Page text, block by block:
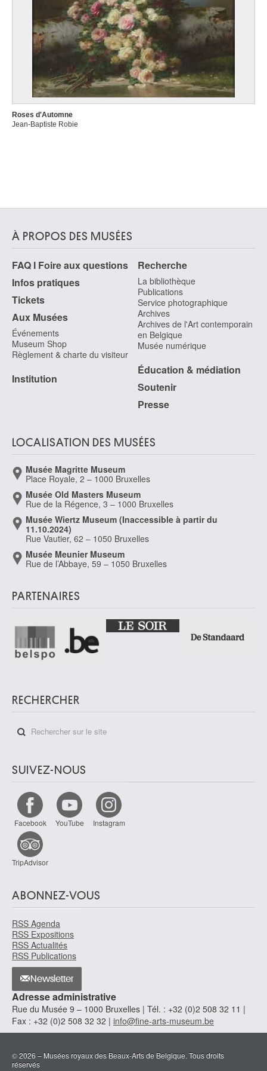
Roses d'Automne
Jean-Baptiste Robie
À PROPOS DES MUSÉES
FAQ I Foire aux questions
Infos pratiques
Tickets
Aux Musées
Événements
Museum Shop
Règlement & charte du visiteur
Institution
Recherche
La bibliothèque
Publications
Service photographique
Archives
Archives de l'Art contemporain
en Belgique
Musée numérique
Éducation & médiation
Soutenir
Presse
LOCALISATION DES MUSÉES
Musée Magritte Museum
Place Royale, 2 – 1000 Bruxelles
Musée Old Masters Museum
Rue de la Régence, 3 – 1000 Bruxelles
Musée Wiertz Museum (Inaccessible à partir du
11.10.2024)
Rue Vautier, 62 – 1050 Bruxelles
Musée Meunier Museum
Rue de l’Abbaye, 59 – 1050 Bruxelles
PARTENAIRES
RECHERCHER
SUIVEZ-NOUS
Facebook YouTube Instagram
TripAdvisor
ABONNEZ-VOUS
RSS Agenda
RSS Expositions
RSS Actualités
RSS Publications
Newsletter
Adresse administrative
Rue du Musée 9 – 1000 Bruxelles | Tél. : +32 (0)2 508 32 11 |
Fax : +32 (0)2 508 32 32 | info@fine-arts-museum.be
© 2026 – Musées royaux des Beaux-Arts de Belgique. Tous droits
réservés